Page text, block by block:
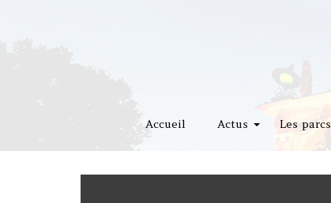
Accueil Actus Les parcs